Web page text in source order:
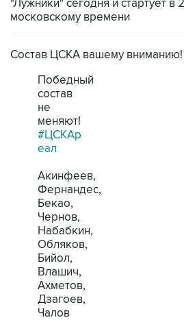
"Лужники" сегодня и стартует в
московскому времени
Состав ЦСКА вашему вниманию!
Победный
состав
не
меняют!
#ЦСКАр
еал
Акинфеев,
Фернандес,
Бекао,
Чернов,
Набабкин,
Обляков,
Бийол,
Влашич,
Ахметов,
Дзагоев,
Чалов